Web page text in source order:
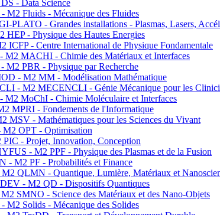
- Data Science
M2 Fluids - Mécanique des Fluides
PLATO - Grandes installations - Plasmas, Lasers,
HEP - Physique des Hautes Energies
ICFP - Centre International de Physique Fondamentale
MACHI - Chimie des Matériaux et Interfaces
M2 PBR - Physique par Recherche
- M2 MM - Modélisation Mathématique
- M2 MECENCLI - Génie Mécanique pour les
MoChI - Chimie Moléculaire et Interfaces
MPRI - Fondements de l'Informatique
MSV - Mathématiques pour les Sciences du Vivant
OPT - Optimisation
- Projet, Innovation, Conception
- M2 PPF - Physique des Plasmas et de la Fusion
- M2 PF - Probabilités et Finance
QLMN - Quantique, Lumière, Matériaux et
- M2 QD - Dispositifs Quantiques
SMNO - Science des Matériaux et des Nano-Objets
M2 Solids - Mécanique des Solides